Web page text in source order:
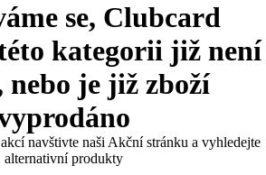
se, Clubcard
kategorii již není
nebo je již zboží
navštivte naši Akční stránku a vyhledejte
alternativní produkty